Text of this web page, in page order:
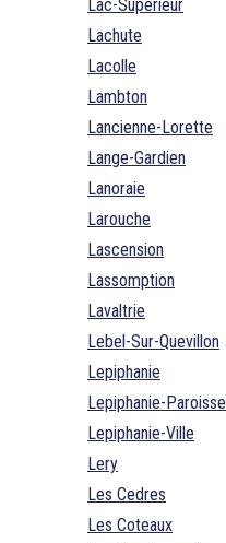
Lac-Superieur
Lachute
Lacolle
Lambton
Lancienne-Lorette
Lange-Gardien
Lanoraie
Larouche
Lascension
Lassomption
Lavaltrie
Lebel-Sur-Quevillon
Lepiphanie
Lepiphanie-Paroisse
Lepiphanie-Ville
Lery
Les Cedres
Les Coteaux